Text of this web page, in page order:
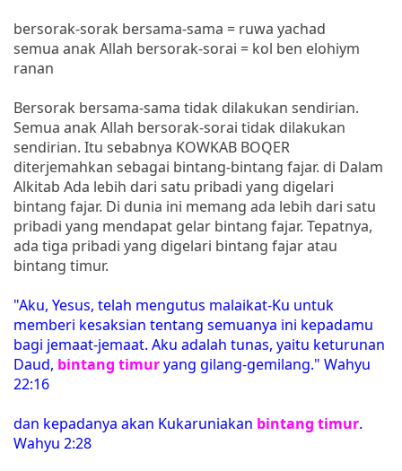
bersorak-sorak bersama-sama = ruwa yachad
semua anak Allah bersorak-sorai = kol ben elohiym
ranan
Bersorak bersama-sama tidak dilakukan sendirian.
Semua anak Allah bersorak-sorai tidak dilakukan
sendirian. Itu sebabnya KOWKAB BOQER
diterjemahkan sebagai bintang-bintang fajar. di Dalam
Alkitab Ada lebih dari satu pribadi yang digelari
bintang fajar. Di dunia ini memang ada lebih dari satu
pribadi yang mendapat gelar bintang fajar. Tepatnya,
ada tiga pribadi yang digelari bintang fajar atau
bintang timur.
"Aku, Yesus, telah mengutus malaikat-Ku untuk
memberi kesaksian tentang semuanya ini kepadamu
bagi jemaat-jemaat. Aku adalah tunas, yaitu keturunan
Daud, bintang timuryang gilang-gemilang." Wahyu
22:16
dan kepadanya akan Kukaruniakan bintang timur.
Wahyu 2:28